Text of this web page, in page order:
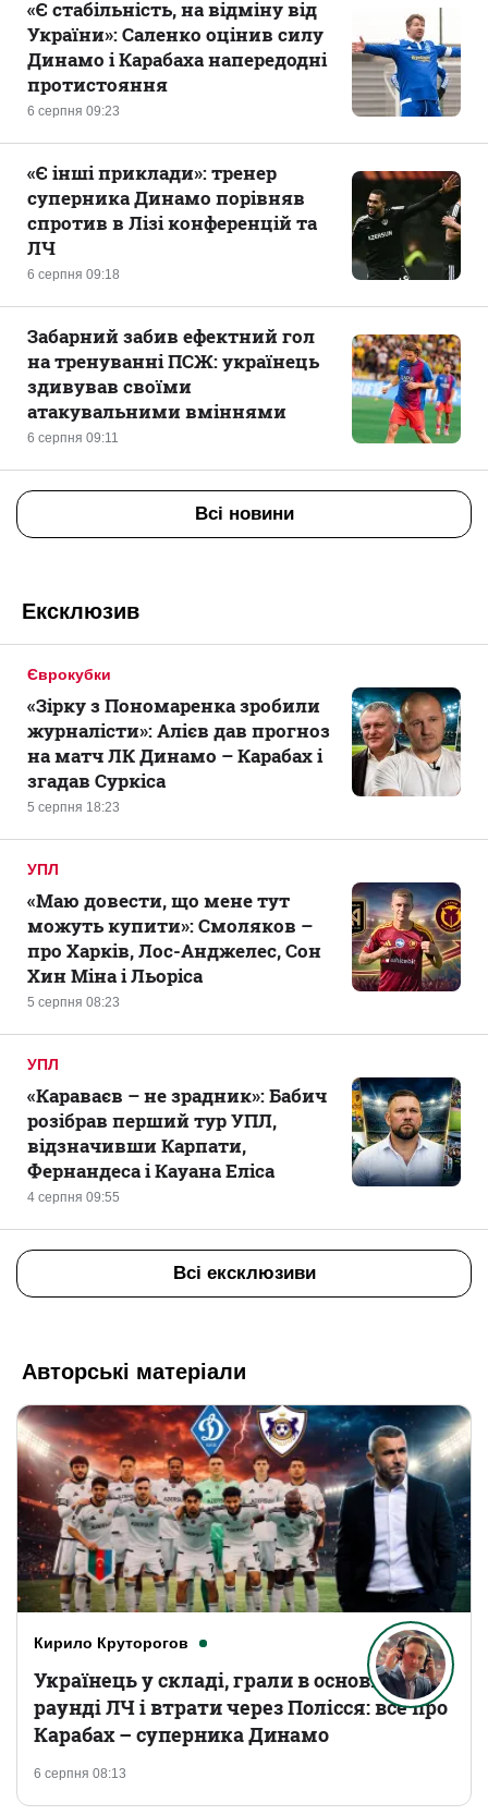
6 серпня 09:23
«Є стабільність, на відміну від
України»: Саленко оцінив силу
Динамо і Карабаха напередодні
протистояння
6 серпня 09:18
«Є інші приклади»: тренер
суперника Динамо порівняв
спротив в Лізі конференцій та
ЛЧ
6 серпня 09:11
Забарний забив ефектний гол
на тренуванні ПСЖ: українець
здивував своїми
атакувальними вміннями
Всі новини
Ексклюзив
Єврокубки
5 серпня 18:23
«Зірку з Пономаренка зробили
журналісти»: Алієв дав прогноз
на матч ЛК Динамо – Карабах і
згадав Суркіса
УПЛ
5 серпня 08:23
«Маю довести, що мене тут
можуть купити»: Смоляков –
про Харків, Лос-Анджелес, Сон
Хин Міна і Льоріса
УПЛ
4 серпня 09:55
«Караваєв – не зрадник»: Бабич
розібрав перший тур УПЛ,
відзначивши Карпати,
Фернандеса і Кауана Еліса
Всі ексклюзиви
Авторські матеріали
Кирило Круторогов
6 серпня 08:13
Українець у складі, грали в основному
раунді ЛЧ і втрати через Полісся: все про
Карабах – суперника Динамо